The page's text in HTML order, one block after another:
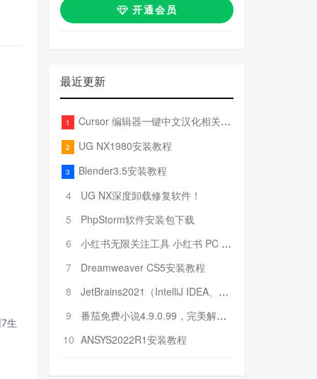
生
开通会员
最近更新
1 Cursor 编辑器一键中文汉化相关文件
2 UG NX1980安装教程
3
Blender3.5安装教程
4
UG NX深度卸载修复软件！
5
PhpStorm软件安装包下载
6
小红书无限关注工具 小红书 PC 端批量关注引流工具
7
Dreamweaver CS5安装教程
8
JetBrains2021（IntelliJ IDEA、Pycharm、PhpStorm、Rider……）安装教程
9
番茄免费小说4.9.0.99，完美解锁VIP特权！
10 ANSYS2022R1安装教程